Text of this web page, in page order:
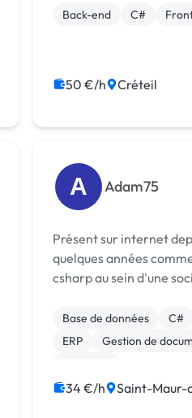
Back-end C#
50 €/h Créteil
A Adam75
Présent sur internet depuis
quelques années
csharp au sein d'une
lance en 2011. Au cours de ces années, j'ai
eu l'occasion de créer
Base de données C#
ERP
Gestion de
34 €/h Saint-Maur-